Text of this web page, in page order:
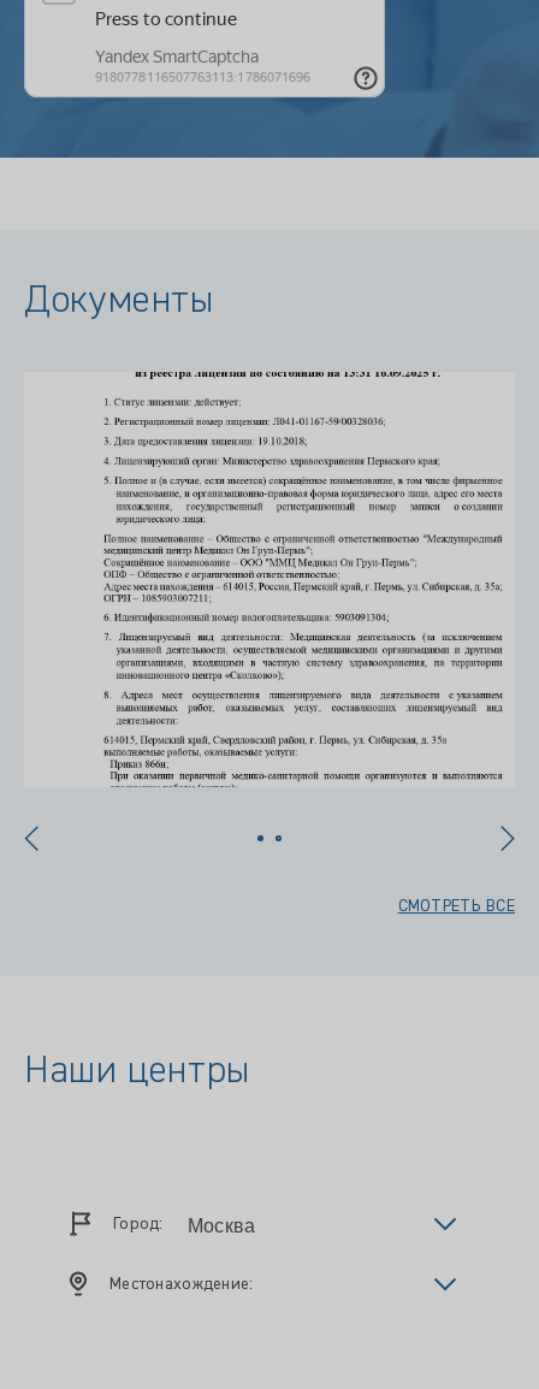
Документы
СМОТРЕТЬ ВСЕ
Наши центры
Город:
Местонахождение: